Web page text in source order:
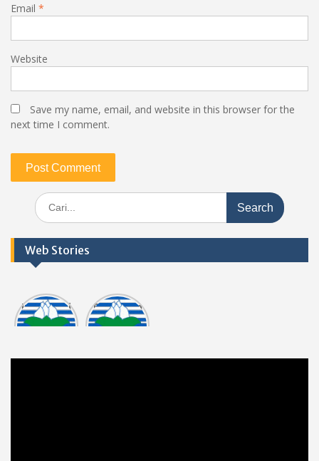
Email *
Website
Save my name, email, and website in this browser for the
next time I comment.
Search
for:
Web Stories
Informasi
Dokumen
tasi